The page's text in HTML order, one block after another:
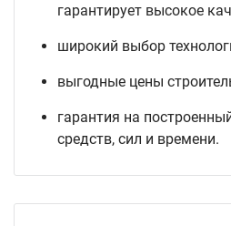
гарантирует высокое
широкий выбор
выгодные цены
гарантия на
средств, сил и времени.